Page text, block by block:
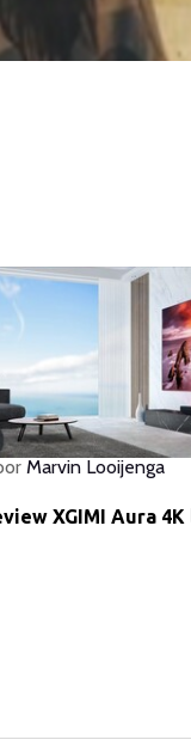
Marvin Looijenga
XGIMI Aura